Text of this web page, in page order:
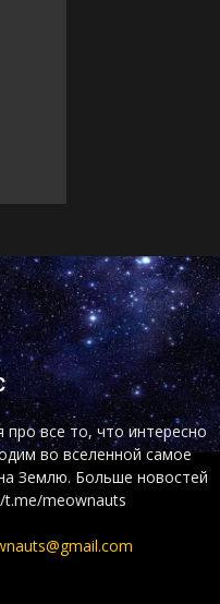
про все то, что интересно
во вселенной самое
Землю. Больше новостей
t.me/meownauts